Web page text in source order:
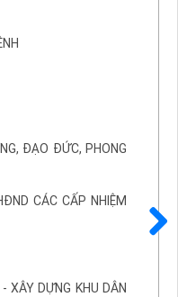
ĐẠO ĐỨC, PHONG
CÁC CẤP NHIỆM
XÂY DỰNG KHU DÂN